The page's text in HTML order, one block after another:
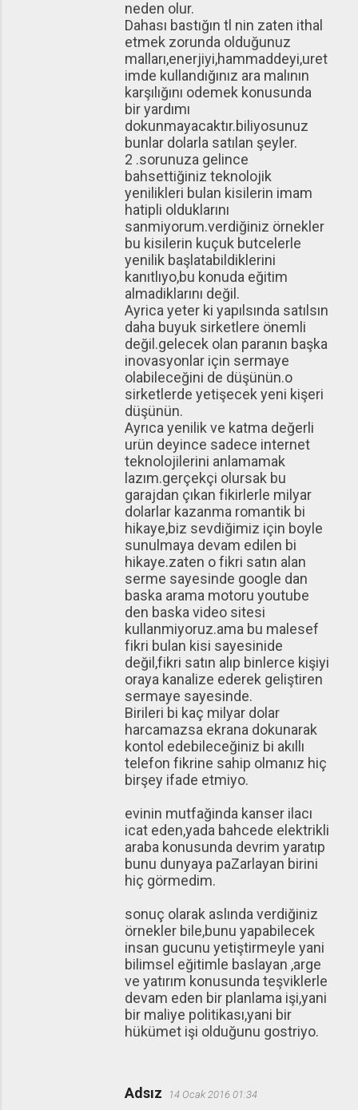
neden olur.
Dahası bastığın tl nin zaten ithal
etmek zorunda olduğunuz
malları,enerjiyi,hammaddeyi,uret
imde kullandığınız ara malının
karşılığını odemek konusunda
bir yardımı
dokunmayacaktır.biliyosunuz
bunlar dolarla satılan şeyler.
2 .sorunuza gelince
bahsettiğiniz teknolojik
yenilikleri bulan kisilerin imam
hatipli olduklarını
sanmiyorum.verdiğiniz örnekler
bu kisilerin kuçuk butcelerle
yenilik başlatabildiklerini
kanıtlıyo,bu konuda eğitim
almadiklarını değil.
Ayrica yeter ki yapılsında satılsın
daha buyuk sirketlere önemli
değil.gelecek olan paranın başka
inovasyonlar için sermaye
olabileceğini de düşünün.o
sirketlerde yetişecek yeni kişeri
düşünün.
Ayrıca yenilik ve katma değerli
urün deyince sadece internet
teknolojilerini anlamamak
lazım.gerçekçi olursak bu
garajdan çıkan fikirlerle milyar
dolarlar kazanma romantik bi
hikaye,biz sevdiğimiz için boyle
sunulmaya devam edilen bi
hikaye.zaten o fikri satın alan
serme sayesinde google dan
baska arama motoru youtube
den baska video sitesi
kullanmiyoruz.ama bu malesef
fikri bulan kisi sayesinide
değil,fikri satın alıp binlerce kişiyi
oraya kanalize ederek geliştiren
sermaye sayesinde.
Birileri bi kaç milyar dolar
harcamazsa ekrana dokunarak
kontol edebileceğiniz bi akıllı
telefon fikrine sahip olmanız hiç
birşey ifade etmiyo.
evinin mutfağinda kanser ilacı
icat eden,yada bahcede elektrikli
araba konusunda devrim yaratıp
bunu dunyaya paZarlayan birini
hiç görmedim.
sonuç olarak aslında verdiğiniz
örnekler bile,bunu yapabilecek
insan gucunu yetiştirmeyle yani
bilimsel eğitimle baslayan ,arge
ve yatırım konusunda teşviklerle
devam eden bir planlama işi,yani
bir maliye politikası,yani bir
hükümet işi olduğunu gostriyo.
Adsız 14 Ocak 2016 01:34